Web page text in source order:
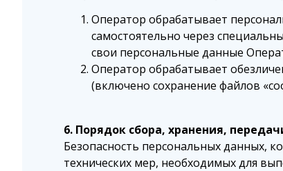
Оператор обрабатывает
самостоятельно через
свои персональные данные
Оператор обрабатывает
(включено сохранение файлов
6. Порядок сбора, хранения,
Безопасность персональных данных,
технических мер, необходимых для